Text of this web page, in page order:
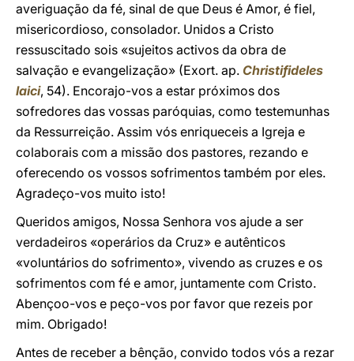
averiguação da fé, sinal de que Deus é Amor, é fiel,
misericordioso, consolador. Unidos a Cristo
ressuscitado sois «sujeitos activos da obra de
salvação e evangelização» (Exort. ap. Christifideles
laici, 54). Encorajo-vos a estar próximos dos
sofredores das vossas paróquias, como testemunhas
da Ressurreição. Assim vós enriqueceis a Igreja e
colaborais com a missão dos pastores, rezando e
oferecendo os vossos sofrimentos também por eles.
Agradeço-vos muito isto!
Queridos amigos, Nossa Senhora vos ajude a ser
verdadeiros «operários da Cruz» e autênticos
«voluntários do sofrimento», vivendo as cruzes e os
sofrimentos com fé e amor, juntamente com Cristo.
Abençoo-vos e peço-vos por favor que rezeis por
mim. Obrigado!
Antes de receber a bênção, convido todos vós a rezar